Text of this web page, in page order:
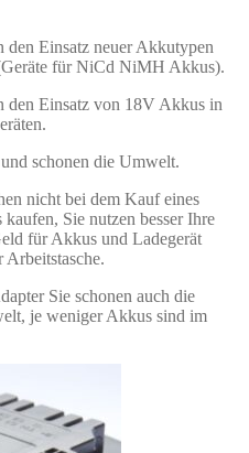
Einsatz neuer Akkutypen
für NiCd NiMH Akkus).
den Einsatz von 18V Akkus in
schonen die Umwelt.
nicht bei dem Kauf eines
Sie nutzen besser Ihre
für Akkus und Ladegerät
Arbeitstasche.
Sie schonen auch die
je weniger Akkus sind im